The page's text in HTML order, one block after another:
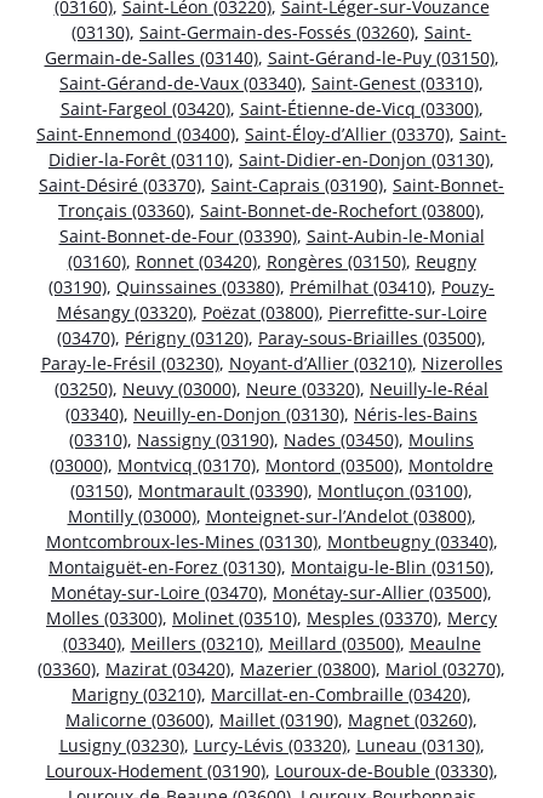
(03160), Saint-Léon (03220), Saint-Léger-sur-Vouzance
(03130), Saint-Germain-des-Fossés (03260), Saint-
Germain-de-Salles (03140), Saint-Gérand-le-Puy (03150),
Saint-Gérand-de-Vaux (03340), Saint-Genest (03310),
Saint-Fargeol (03420), Saint-Étienne-de-Vicq (03300),
Saint-Ennemond (03400), Saint-Éloy-d’Allier (03370), Saint-
Didier-la-Forêt (03110), Saint-Didier-en-Donjon (03130),
Saint-Désiré (03370), Saint-Caprais (03190), Saint-Bonnet-
Tronçais (03360), Saint-Bonnet-de-Rochefort (03800),
Saint-Bonnet-de-Four (03390), Saint-Aubin-le-Monial
(03160), Ronnet (03420), Rongères (03150), Reugny
(03190), Quinssaines (03380), Prémilhat (03410), Pouzy-
Mésangy (03320), Poëzat (03800), Pierrefitte-sur-Loire
(03470), Périgny (03120), Paray-sous-Briailles (03500),
Paray-le-Frésil (03230), Noyant-d’Allier (03210), Nizerolles
(03250), Neuvy (03000), Neure (03320), Neuilly-le-Réal
(03340), Neuilly-en-Donjon (03130), Néris-les-Bains
(03310), Nassigny (03190), Nades (03450), Moulins
(03000), Montvicq (03170), Montord (03500), Montoldre
(03150), Montmarault (03390), Montluçon (03100),
Montilly (03000), Monteignet-sur-l’Andelot (03800),
Montcombroux-les-Mines (03130), Montbeugny (03340),
Montaiguët-en-Forez (03130), Montaigu-le-Blin (03150),
Monétay-sur-Loire (03470), Monétay-sur-Allier (03500),
Molles (03300), Molinet (03510), Mesples (03370), Mercy
(03340), Meillers (03210), Meillard (03500), Meaulne
(03360), Mazirat (03420), Mazerier (03800), Mariol (03270),
Marigny (03210), Marcillat-en-Combraille (03420),
Malicorne (03600), Maillet (03190), Magnet (03260),
Lusigny (03230), Lurcy-Lévis (03320), Luneau (03130),
Louroux-Hodement (03190), Louroux-de-Bouble (03330),